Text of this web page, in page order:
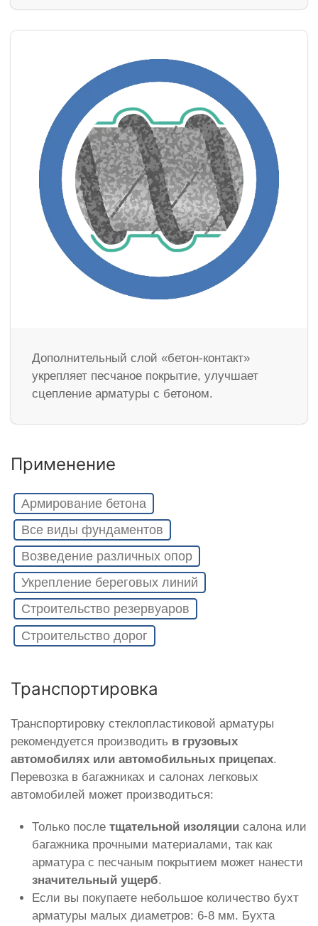
Дополнительный слой «бетон-контакт»
укрепляет песчаное покрытие, улучшает
сцепление арматуры с бетоном.
Применение
Армирование бетона
Все виды фундаментов
Возведение различных опор
Укрепление береговых линий
Строительство резервуаров
Строительство дорог
Транспортировка
Транспортировку стеклопластиковой арматуры
рекомендуется производить в грузовых
автомобилях или автомобильных прицепах.
Перевозка в багажниках и салонах легковых
автомобилей может производиться:
Только после тщательной изоляции салона или
багажника прочными материалами, так как
арматура с песчаным покрытием может нанести
значительный ущерб.
Если вы покупаете небольшое количество бухт
арматуры малых диаметров: 6-8 мм. Бухта